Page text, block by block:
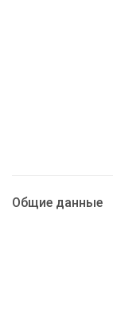
Общие данные